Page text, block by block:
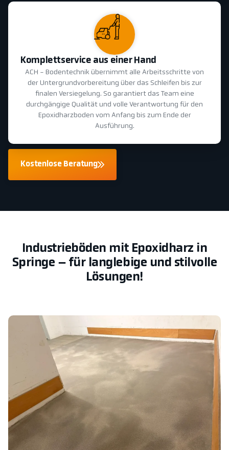
Komplettservice aus einer Hand
ACH - Bodentechnik übernimmt alle Arbeitsschritte von
der Untergrundvorbereitung über das Schleifen bis zur
finalen Versiegelung. So garantiert das Team eine
durchgängige Qualität und volle Verantwortung für den
Epoxidharzboden vom Anfang bis zum Ende der
Ausführung.
Kostenlose Beratung
Industrieböden mit Epoxidharz in
Springe – für langlebige und stilvolle
Lösungen!